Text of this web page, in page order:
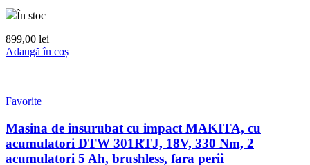
În stoc
899,00 lei
Adaugă în coș
Favorite
Masina de insurubat cu impact MAKITA, cu
acumulatori DTW 301RTJ, 18V, 330 Nm, 2
acumulatori 5 Ah, brushless, fara perii